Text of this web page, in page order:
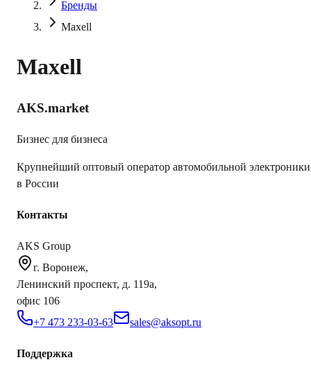
Бренды
Maxell
Maxell
AKS.market
Бизнес для бизнеса
Крупнейший оптовый оператор автомобильной электроники
в России
Контакты
AKS Group
г. Воронеж,
Ленинский проспект, д. 119а,
офис 106
+7 473 233-03-63
sales@aksopt.ru
Поддержка